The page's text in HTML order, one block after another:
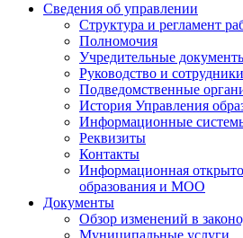
Сведения об управлении
Структура и регламент
Полномочия
Учредительные
Руководство и сотрудники
Подведомственные
История Управления
Информационные
Реквизиты
Контакты
Информационная
образования и МОО
Документы
Обзор изменений в